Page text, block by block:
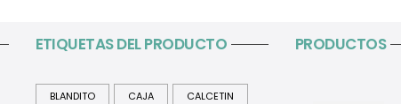
ETIQUETAS DEL PRODUCTO
BLANDITO CAJA CALCETIN
PRODUCTOS